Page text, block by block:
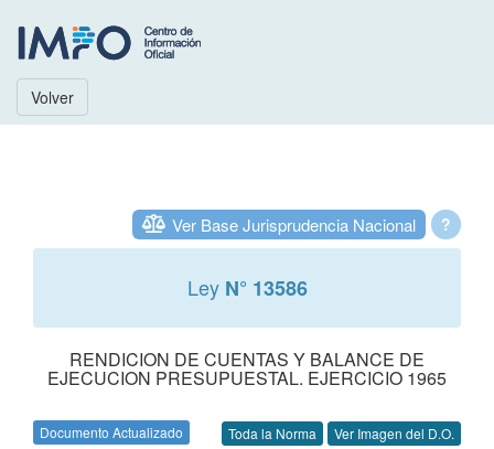
Volver
?
Ver Base Jurisprudencia Nacional
Ley N° 13586
RENDICION DE CUENTAS Y BALANCE DE
EJECUCION PRESUPUESTAL. EJERCICIO 1965
Documento Actualizado Toda la Norma Ver Imagen del D.O.